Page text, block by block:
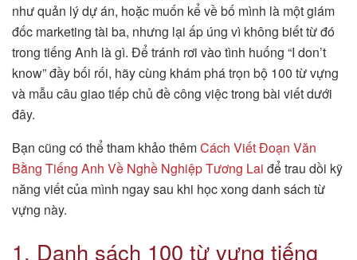
như quản lý dự án, hoặc muốn kể về bố mình là một giám
đốc marketing tài ba, nhưng lại ấp úng vì không biết từ đó
trong tiếng Anh là gì. Để tránh rơi vào tình huống “I don’t
know” đầy bối rối, hãy cùng khám phá trọn bộ 100 từ vựng
và mẫu câu giao tiếp chủ đề công việc trong bài viết dưới
đây.
Bạn cũng có thể tham khảo thêmCách Viết Đoạn Văn
Bằng Tiếng Anh Về Nghề Nghiệp Tương Lai để trau dồi kỹ
năng viết của mình ngay sau khi học xong danh sách từ
vựng này.
1. Danh sách 100 từ vựng tiếng